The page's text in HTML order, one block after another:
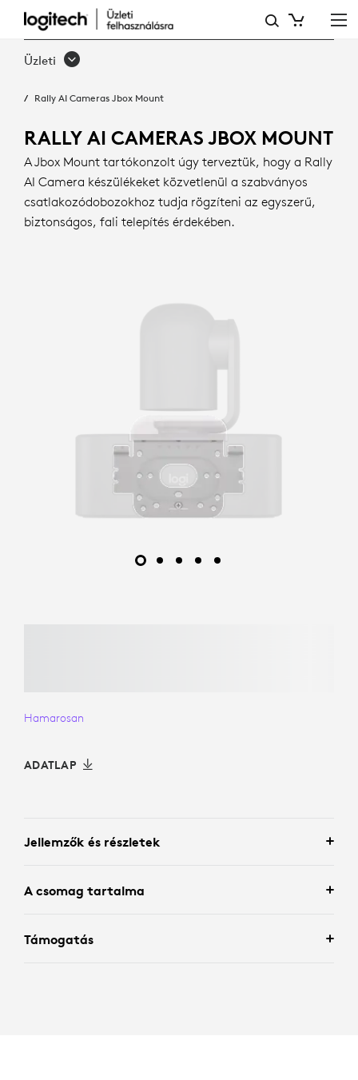
RALLY
AI
JBOX
MOUNT
Üzleti
Rally AI Cameras Jbox Mount
RALLY AI CAMERAS JBOX MOUNT
A Jbox Mount tartókonzolt úgy terveztük, hogy a Rally
AI Camera készülékeket közvetlenül a szabványos
csatlakozódobozokhoz tudja rögzíteni az egyszerű,
biztonságos, fali telepítés érdekében.
Hamarosan
ADATLAP
Jellemzők és részletek
A csomag tartalma
Támogatás